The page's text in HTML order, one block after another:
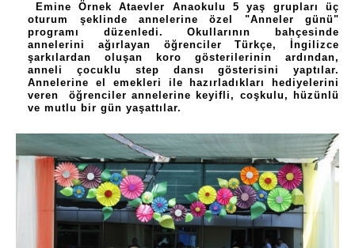
Emine Örnek Ataevler Anaokulu 5 yaş grupları üç
oturum şeklinde annelerine özel "Anneler günü"
programı düzenledi. Okullarının bahçesinde
annelerini ağırlayan öğrenciler Türkçe, İngilizce
şarkılardan oluşan koro gösterilerinin ardından,
anneli çocuklu step dansı gösterisini yaptılar.
Annelerine el emekleri ile hazırladıkları hediyelerini
veren öğrenciler annelerine keyifli, coşkulu, hüzünlü
ve mutlu bir gün yaşattılar.